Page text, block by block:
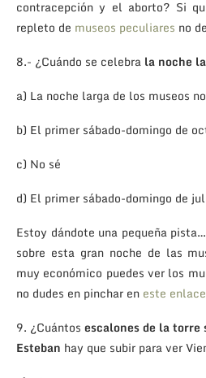
contracepción y el aborto? Si
repleto de museos peculiares no
8.- ¿Cuándo se celebra la noche
a) La noche larga de los museos
b) El primer sábado-domingo de
c) No sé
d) El primer sábado-domingo de
Estoy dándote una pequeña
sobre esta gran noche de las
muy económico puedes ver los
no dudes en pinchar en este enlace
9. ¿Cuántos escalones de la torre
Esteban hay que subir para ver